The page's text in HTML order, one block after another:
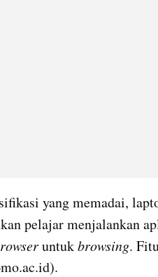
yang memadai,
pelajar menjalankan
untuk browsing.